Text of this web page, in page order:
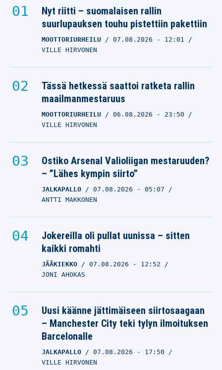
Nyt riitti – suomalaisen rallin
suurlupauksen touhu pistettiin pakettiin
MOOTTORIURHEILU 07.08.2026 - 12:01
VILLE HIRVONEN
Tässä hetkessä saattoi ratketa rallin
maailmanmestaruus
MOOTTORIURHEILU 06.08.2026 - 23:50
VILLE HIRVONEN
Ostiko Arsenal Valioliigan mestaruuden?
– ”Lähes kympin siirto”
JALKAPALLO 07.08.2026 - 05:07
ANTTI MAKKONEN
Jokereilla oli pullat uunissa – sitten
kaikki romahti
JÄÄKIEKKO 07.08.2026 - 12:52
JONI AHOKAS
Uusi käänne jättimäiseen siirtosaagaan
– Manchester City teki tylyn ilmoituksen
Barcelonalle
JALKAPALLO 07.08.2026 - 17:50
VILLE HIRVONEN